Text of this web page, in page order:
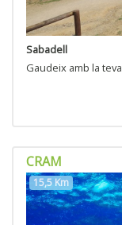
Sabadell
Gaudeix amb la
CRAM
15,5 Km